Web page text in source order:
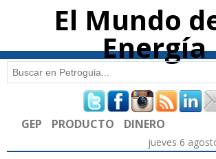
El Mundo
Energía
Formulario de búsqueda
Buscar
GEP PRODUCTO DINERO
jueves 6